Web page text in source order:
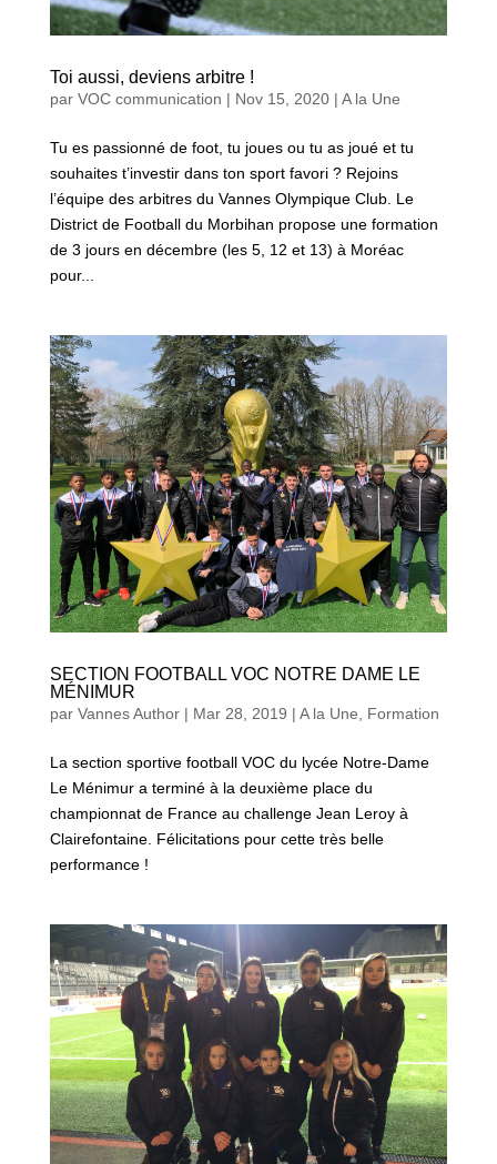
Toi aussi, deviens arbitre !
par VOC communication | Nov 15, 2020| A la Une
Tu es passionné de foot, tu joues ou tu as joué et tu
souhaites t’investir dans ton sport favori ? Rejoins
l’équipe des arbitres du Vannes Olympique Club. Le
District de Football du Morbihan propose une formation
de 3 jours en décembre (les 5, 12 et 13) à Moréac
pour...
SECTION FOOTBALL VOC NOTRE DAME LE
MÉNIMUR
par Vannes Author| Mar 28, 2019 | A la Une, Formation
La section sportive football VOC du lycée Notre-Dame
Le Ménimur a terminé à la deuxième place du
championnat de France au challenge Jean Leroy à
Clairefontaine. Félicitations pour cette très belle
performance !